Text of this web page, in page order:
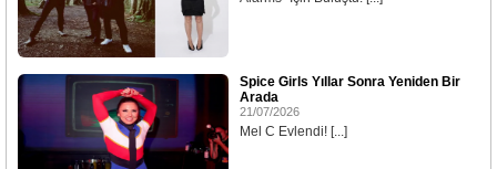
Spice Girls Yıllar Sonra Yeniden Bir
Arada
21/07/2026
Mel C Evlendi! [...]